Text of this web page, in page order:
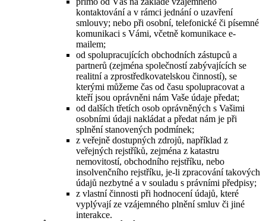
kontaktování a v rámci jednání o uzavření
smlouvy; nebo při osobní, telefonické či písemné
komunikaci s Vámi, včetně komunikace e-
mailem;
od spolupracujících obchodních zástupců a
partnerů (zejména společností zabývajících se
realitní a zprostředkovatelskou činností), se
kterými můžeme čas od času spolupracovat a
kteří jsou oprávněni nám Vaše údaje předat;
od dalších třetích osob oprávněných s Vašimi
osobními údaji nakládat a předat nám je při
splnění stanovených podmínek;
z veřejně dostupných zdrojů, například z
veřejných rejstříků, zejména z katastru
nemovitostí, obchodního rejstříku, nebo
insolvenčního rejstříku, je-li zpracování takových
údajů nezbytné a v souladu s právními předpisy;
z vlastní činnosti při hodnocení údajů, které
vyplývají ze vzájemného plnění smluv či jiné
interakce.